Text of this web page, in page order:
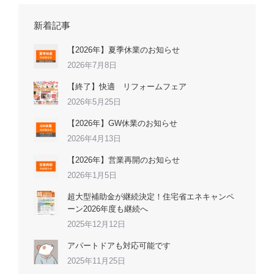
新着記事
【2026年】夏季休業のお知らせ
2026年7月8日
【終了】快適 リフォームフェア
2026年5月25日
【2026年】GW休業のお知らせ
2026年4月13日
【2026年】営業再開のお知らせ
2026年1月5日
超大型補助金が継続決定！住宅省エネキャンペ
ーン2026年度も継続へ
2025年12月12日
アパートドアも対応可能です
2025年11月25日